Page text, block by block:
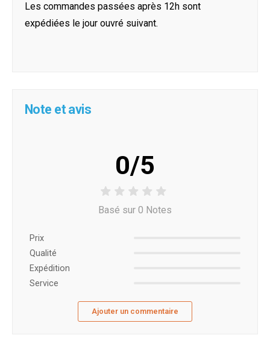
Les commandes passées après 12h sont
expédiées le jour ouvré suivant.
Note et avis
0/5
Basé sur 0 Notes
Prix ​​
Qualité
Expédition
Service
Ajouter un commentaire